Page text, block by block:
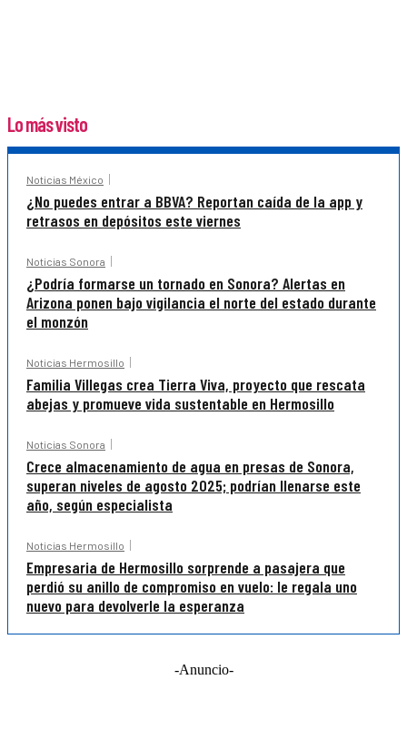
Lo más visto
Noticias México
¿No puedes entrar a BBVA? Reportan caída de la app y
retrasos en depósitos este viernes
Noticias Sonora
¿Podría formarse un tornado en Sonora? Alertas en
Arizona ponen bajo vigilancia el norte del estado durante
el monzón
Noticias Hermosillo
Familia Villegas crea Tierra Viva, proyecto que rescata
abejas y promueve vida sustentable en Hermosillo
Noticias Sonora
Crece almacenamiento de agua en presas de Sonora,
superan niveles de agosto 2025; podrían llenarse este
año, según especialista
Noticias Hermosillo
Empresaria de Hermosillo sorprende a pasajera que
perdió su anillo de compromiso en vuelo: le regala uno
nuevo para devolverle la esperanza
-Anuncio-